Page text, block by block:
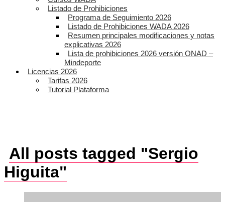
Listado de Prohibiciones
Programa de Seguimiento 2026
Listado de Prohibiciones WADA 2026
Resumen principales modificaciones y notas
explicativas 2026
Lista de prohibiciones 2026 versión ONAD –
Mindeporte
Licencias 2026
Tarifas 2026
Tutorial Plataforma
All posts tagged "Sergio
Higuita"